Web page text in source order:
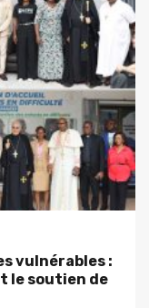
vulnérables :
le soutien de